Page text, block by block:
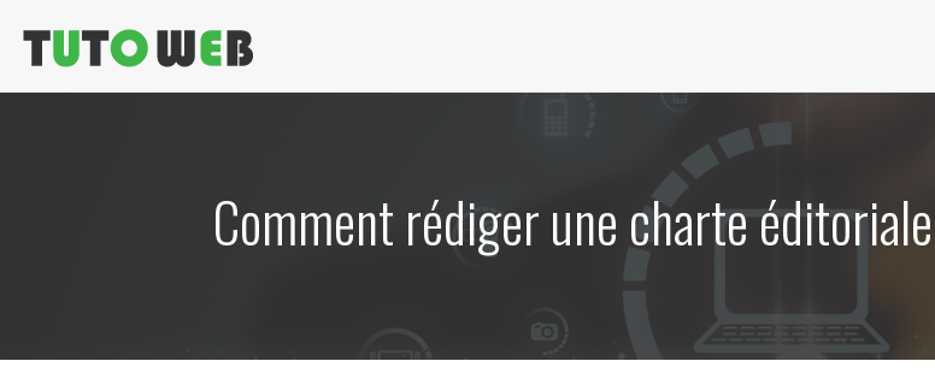
Comment rédiger une charte